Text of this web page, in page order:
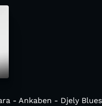
- Ankaben - Djely